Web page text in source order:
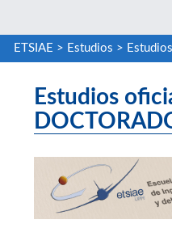
ETSIAE > Estudios >
Estudios